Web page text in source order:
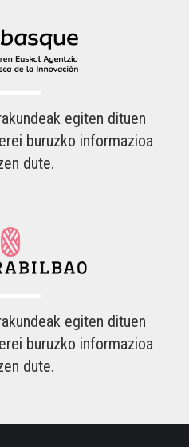
egiten dituen
buruzko informazioa
dute.
egiten dituen
buruzko informazioa
dute.